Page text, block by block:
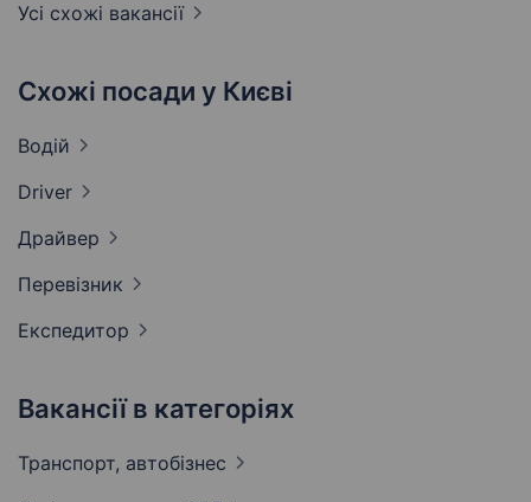
Усі схожі вакансії
Схожі посади у Києві
Водій
Driver
Драйвер
Перевізник
Експедитор
Вакансії в категоріях
Транспорт, автобізнес